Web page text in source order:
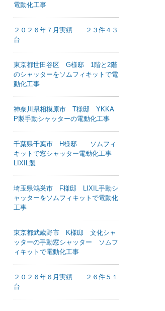
電動化工事
２０２６年７月実績 ２３件４３
台
東京都世田谷区 G様邸 1階と2階
のシャッターをソムフィキットで電
動化工事
神奈川県相模原市 T様邸 YKKA
P製手動シャッターの電動化工事
千葉県千葉市 H様邸 ソムフィ
キットで窓シャッター電動化工事
LIXIL製
埼玉県鴻巣市 F様邸 LIXIL手動シ
ャッターをソムフィキットで電動化
工事
東京都武蔵野市 K様邸 文化シャ
ッターの手動窓シャッター ソムフ
ィキットで電動化工事
２０２６年６月実績 ２６件５１
台